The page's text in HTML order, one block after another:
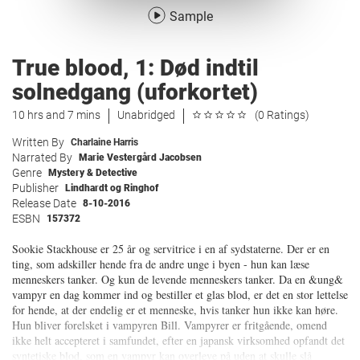
Sample
True blood, 1: Død indtil
solnedgang (uforkortet)
10 hrs and 7 mins Unabridged (0 Ratings)
Written By Charlaine Harris
Narrated By Marie Vestergård Jacobsen
Genre Mystery & Detective
Publisher Lindhardt og Ringhof
Release Date 8-10-2016
ESBN 157372
Sookie Stackhouse er 25 år og servitrice i en af sydstaterne. Der er en
ting, som adskiller hende fra de andre unge i byen - hun kan læse
menneskers tanker. Og kun de levende menneskers tanker. Da en &ung&
vampyr en dag kommer ind og bestiller et glas blod, er det en stor lettelse
for hende, at der endelig er et menneske, hvis tanker hun ikke kan høre.
Hun bliver forelsket i vampyren Bill. Vampyrer er fritgående, omend
ikke helt accepteret i samfundet, efter en japansk virksomhed opfandt det
syntetiske blod, som en vampyr kan overleve på uden at skulle slå